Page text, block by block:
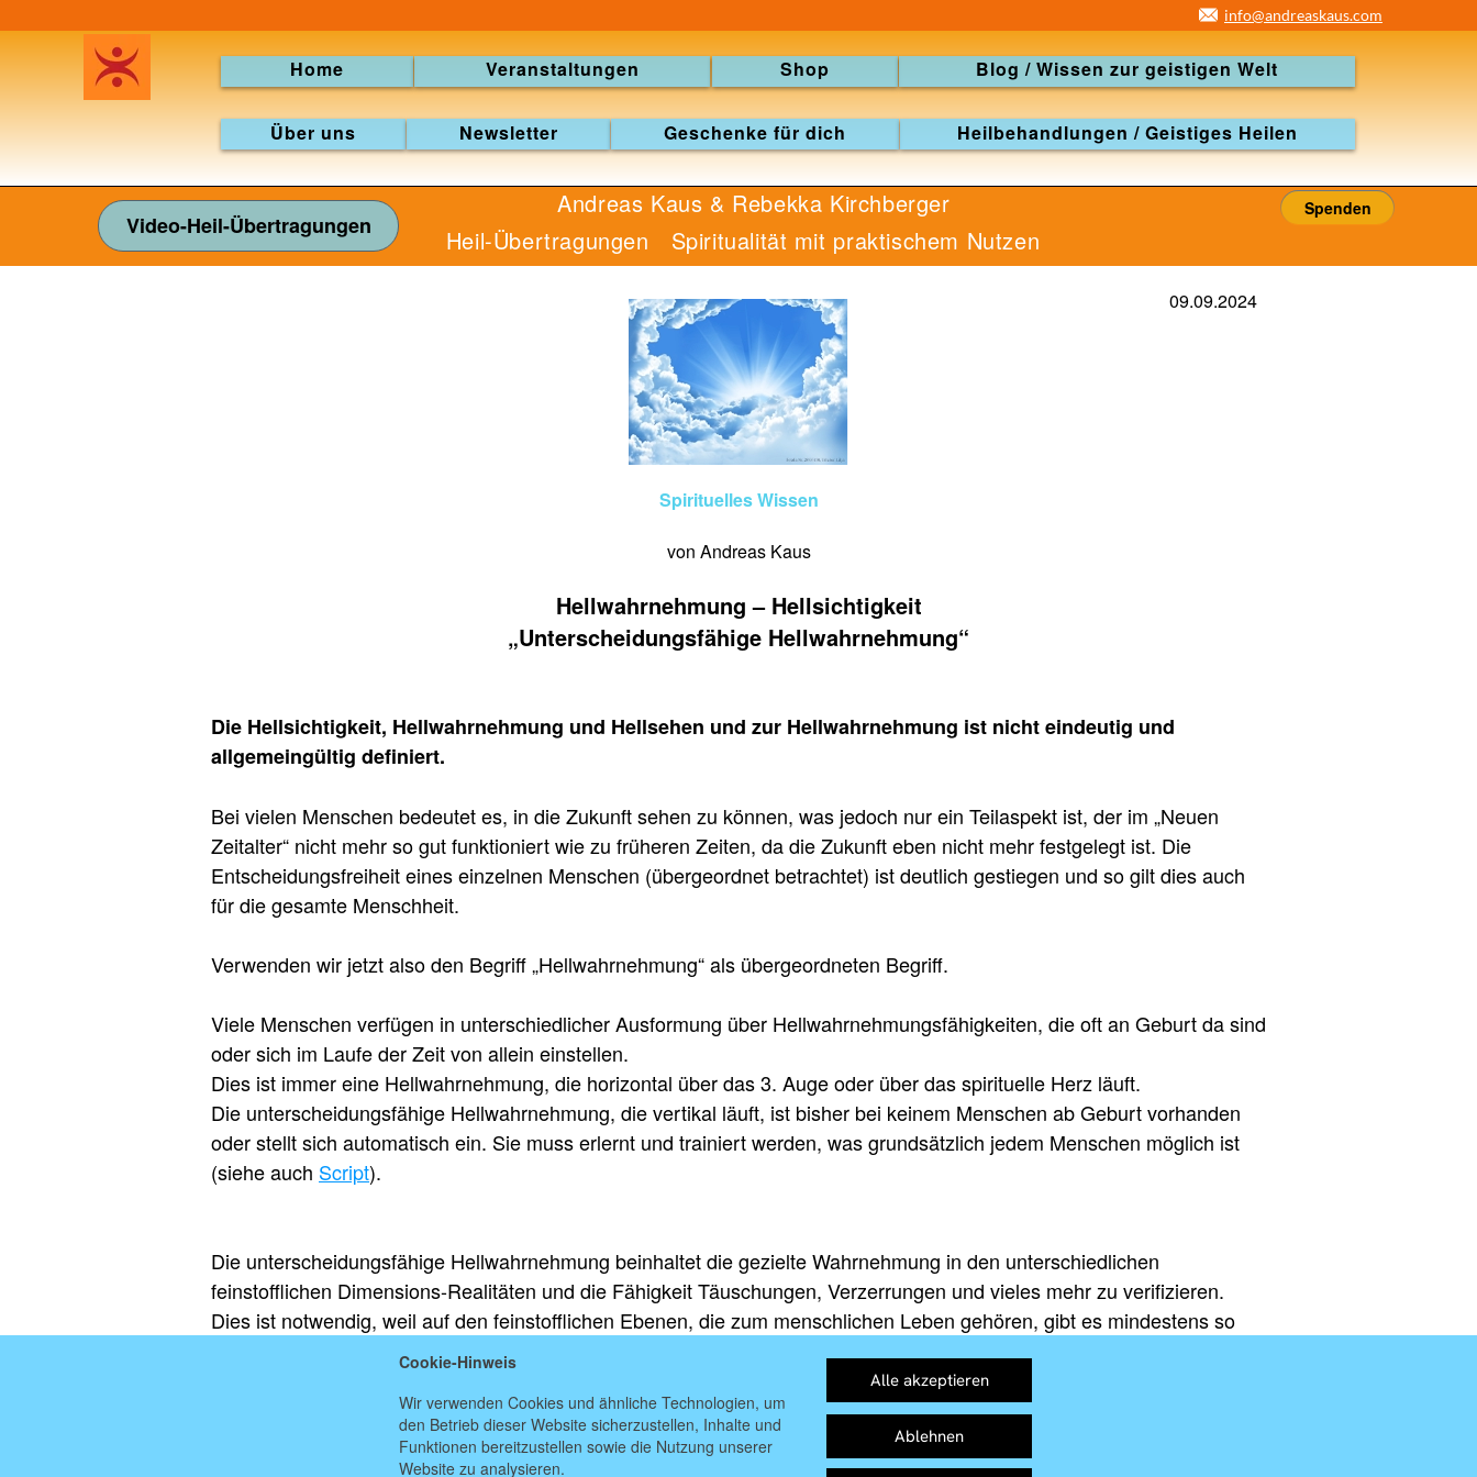
info@andreaskaus.com
Über uns Newsletter Geschenke für dich Heilbehandlungen / Geistiges Heilen
Home Veranstaltungen Shop Blog / Wissen zur geistigen Welt
Andreas Kaus & Rebekka Kirchberger
Heil-Übertragungen Spiritualität mit praktischem Nutzen
Video-Heil-Übertragungen
Spenden
09.09.2024
Spirituelles Wissen
von Andreas Kaus
Hellwahrnehmung – Hellsichtigkeit
„Unterscheidungsfähige Hellwahrnehmung“
Die Hellsichtigkeit, Hellwahrnehmung und Hellsehen und zur Hellwahrnehmung ist nicht eindeutig und
allgemeingültig definiert.
Bei vielen Menschen bedeutet es, in die Zukunft sehen zu können, was jedoch nur ein Teilaspekt ist, der im „Neuen
Zeitalter“ nicht mehr so gut funktioniert wie zu früheren Zeiten, da die Zukunft eben nicht mehr festgelegt ist. Die
Entscheidungsfreiheit eines einzelnen Menschen (übergeordnet betrachtet) ist deutlich gestiegen und so gilt dies auch
für die gesamte Menschheit.
Verwenden wir jetzt also den Begriff „Hellwahrnehmung“ als übergeordneten Begriff.
Viele Menschen verfügen in unterschiedlicher Ausformung über Hellwahrnehmungsfähigkeiten, die oft an Geburt da sind
oder sich im Laufe der Zeit von allein einstellen.
Dies ist immer eine Hellwahrnehmung, die horizontal über das 3. Auge oder über das spirituelle Herz läuft.
Die unterscheidungsfähige Hellwahrnehmung, die vertikal läuft, ist bisher bei keinem Menschen ab Geburt vorhanden
oder stellt sich automatisch ein. Sie muss erlernt und trainiert werden, was grundsätzlich jedem Menschen möglich ist
(siehe auch Script).
Die unterscheidungsfähige Hellwahrnehmung beinhaltet die gezielte Wahrnehmung in den unterschiedlichen
feinstofflichen Dimensions-Realitäten und die Fähigkeit Täuschungen, Verzerrungen und vieles mehr zu verifizieren.
Dies ist notwendig, weil auf den feinstofflichen Ebenen, die zum menschlichen Leben gehören, gibt es mindestens so
viele Fehlinformationen wie auf der dichten physischen Ebene unseres irdischen Lebens.
Cookie-Hinweis
Wir verwenden Cookies und ähnliche Technologien, um
den Betrieb dieser Website sicherzustellen, Inhalte und
Funktionen bereitzustellen sowie die Nutzung unserer
Website zu analysieren.
Alle akzeptieren
Ablehnen